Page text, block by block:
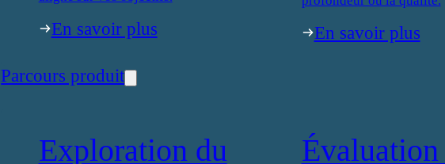
En savoir plus En savoir plus
Parcours produit
Exploration du
Évaluation